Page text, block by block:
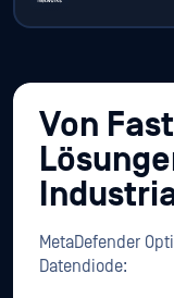
Von
MetaDefender
Datendiode: